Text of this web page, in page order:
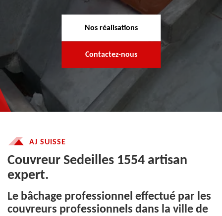
Nos réalisations
Contactez-nous
AJ SUISSE
Couvreur Sedeilles 1554 artisan
expert.
Le bâchage professionnel effectué par les
couvreurs professionnels dans la ville de